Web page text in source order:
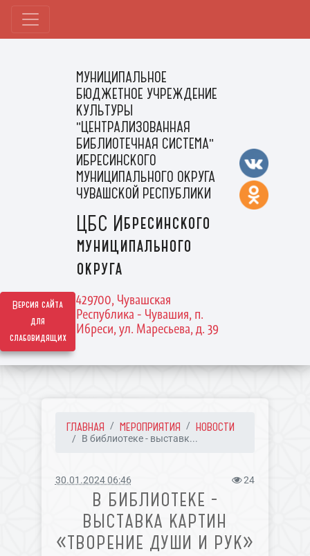
Версия сайта
для
слабовидящих
МУНИЦИПАЛЬНОЕ
БЮДЖЕТНОЕ УЧРЕЖДЕНИЕ
КУЛЬТУРЫ
"ЦЕНТРАЛИЗОВАННАЯ
БИБЛИОТЕЧНАЯ СИСТЕМА"
ИБРЕСИНСКОГО
МУНИЦИПАЛЬНОГО ОКРУГА
ЧУВАШСКОЙ РЕСПУБЛИКИ
ЦБС Ибресинского
муниципального
округа
429700, Чувашская
Республика - Чувашия, п.
Ибреси, ул. Маресьева, д. 39
ГЛАВНАЯ МЕРОПРИЯТИЯ НОВОСТИ
В библиотеке - выставк...
30.01.2024 06:46 24
В БИБЛИОТЕКЕ -
ВЫСТАВКА КАРТИН
«ТВОРЕНИЕ ДУШИ И РУК»